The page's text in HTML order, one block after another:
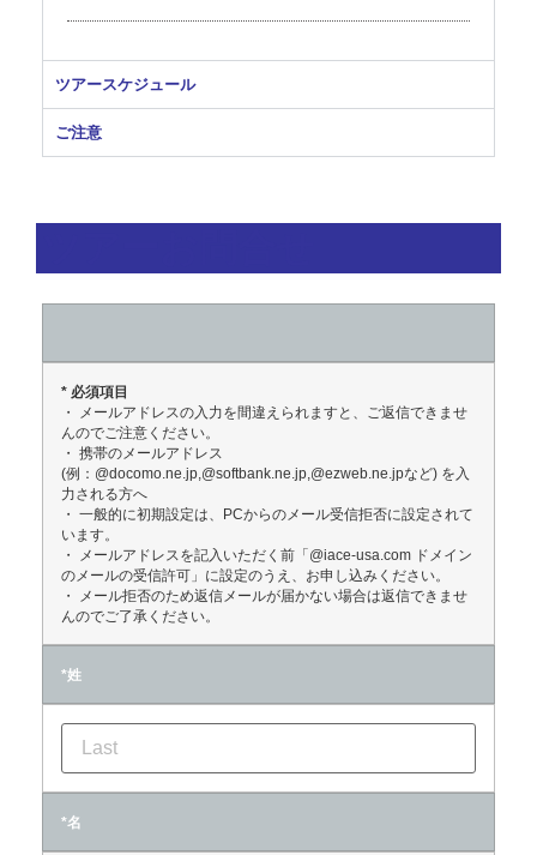
ツアースケジュール
ご注意
* 必須項目
・ メールアドレスの入力を間違えられますと、ご返信できませ
んのでご注意ください。
・ 携帯のメールアドレス
(例：@docomo.ne.jp,@softbank.ne.jp,@ezweb.ne.jpなど) を入
力される方へ
・ 一般的に初期設定は、PCからのメール受信拒否に設定されて
います。
・ メールアドレスを記入いただく前「@iace-usa.com ドメイン
のメールの受信許可」に設定のうえ、お申し込みください。
・ メール拒否のため返信メールが届かない場合は返信できませ
んのでご了承ください。
*姓
*名